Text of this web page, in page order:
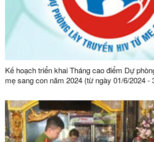
Kế hoạch triển khai Tháng cao điểm Dự
mẹ sang con năm 2024 (từ ngày 01/6/2024 -